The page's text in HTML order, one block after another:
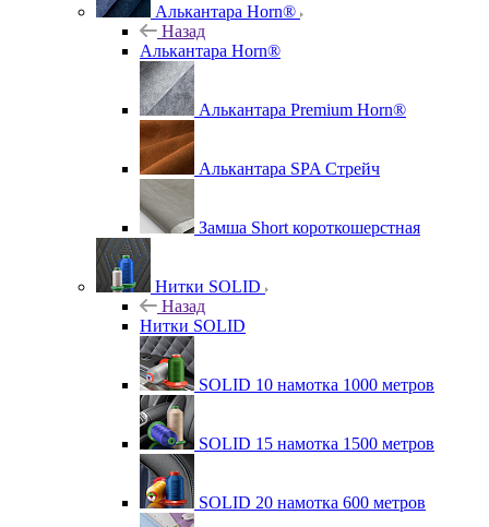
Алькантара Horn®
Назад
Алькантара Horn®
Алькантара Premium Horn®
Алькантара SPA Стрейч
Замша Short короткошерстная
Нитки SOLID
Назад
Нитки SOLID
SOLID 10 намотка 1000 метров
SOLID 15 намотка 1500 метров
SOLID 20 намотка 600 метров